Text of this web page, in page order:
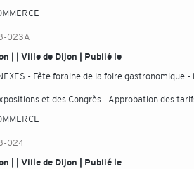
023A
| | Ville de Dijon | Publié le
- Fête foraine de la foire
et des Congrès - Approbation des
024
| | Ville de Dijon | Publié le